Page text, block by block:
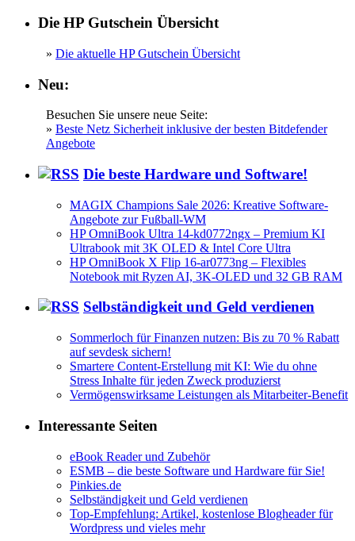
Die HP Gutschein Übersicht
» Die aktuelle HP Gutschein Übersicht
Neu:
Besuchen Sie unsere neue Seite:
» Beste Netz Sicherheit inklusive der besten Bitdefender
Angebote
Die beste Hardware und Software!
MAGIX Champions Sale 2026: Kreative Software-
Angebote zur Fußball-WM
HP OmniBook Ultra 14-kd0772ngx – Premium KI
Ultrabook mit 3K OLED & Intel Core Ultra
HP OmniBook X Flip 16-ar0773ng – Flexibles
Notebook mit Ryzen AI, 3K-OLED und 32 GB RAM
Selbständigkeit und Geld verdienen
Sommerloch für Finanzen nutzen: Bis zu 70 % Rabatt
auf sevdesk sichern!
Smartere Content-Erstellung mit KI: Wie du ohne
Stress Inhalte für jeden Zweck produzierst
Vermögenswirksame Leistungen als Mitarbeiter-Benefit
Interessante Seiten
eBook Reader und Zubehör
ESMB – die beste Software und Hardware für Sie!
Pinkies.de
Selbständigkeit und Geld verdienen
Top-Empfehlung: Artikel, kostenlose Blogheader für
Wordpress und vieles mehr